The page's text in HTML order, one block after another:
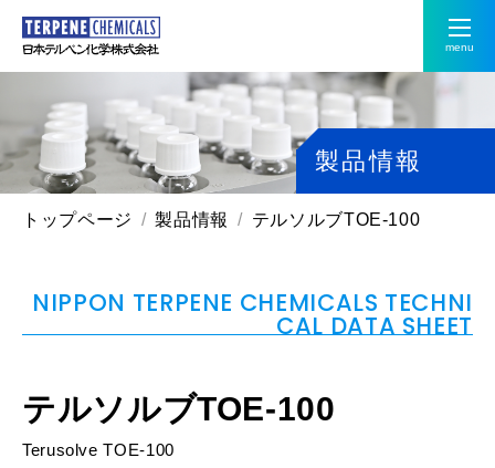
menu
製品情報
トップページ 製品情報 テルソルブTOE-100
NIPPON TERPENE CHEMICALS TECHNI
CAL DATA SHEET
テルソルブTOE-100
Terusolve TOE-100